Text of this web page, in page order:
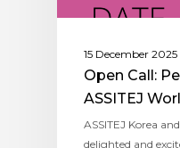
15 December 2025
Open Call:
ASSITEJ
ASSITEJ Korea
delighted and